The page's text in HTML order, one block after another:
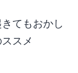
てもおかし
スメ